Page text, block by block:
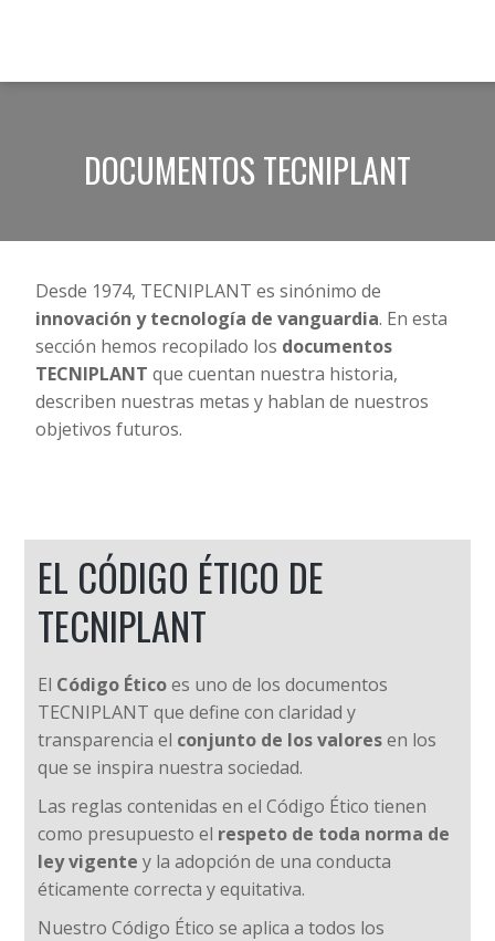
DOCUMENTOS TECNIPLANT
Desde 1974, TECNIPLANT es sinónimo de
innovación y tecnología de vanguardia. En esta
sección hemos recopilado los documentos
TECNIPLANT que cuentan nuestra historia,
describen nuestras metas y hablan de nuestros
objetivos futuros.
EL CÓDIGO ÉTICO DE
TECNIPLANT
El Código Éticoes uno de los documentos
TECNIPLANT que define con claridad y
transparencia el conjunto de los valoresen los
que se inspira nuestra sociedad.
Las reglas contenidas en el Código Ético tienen
como presupuesto el respeto de toda norma de
ley vigente y la adopción de una conducta
éticamente correcta y equitativa.
Nuestro Código Ético se aplica a todos los